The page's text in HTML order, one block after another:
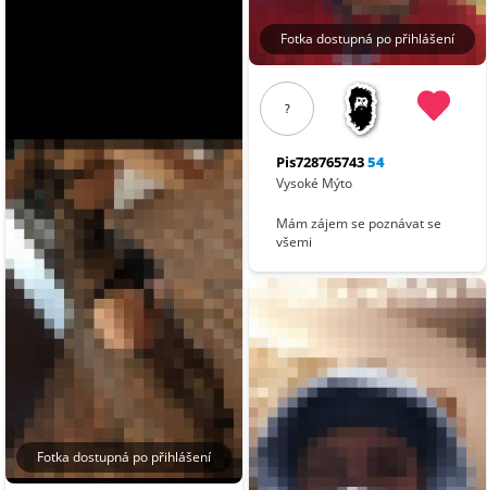
Fotka dostupná po přihlášení
Fotka dostupná po přihlášení
?
Pis72876574354
Vysoké Mýto
Mám zájem se poznávat se
všemi